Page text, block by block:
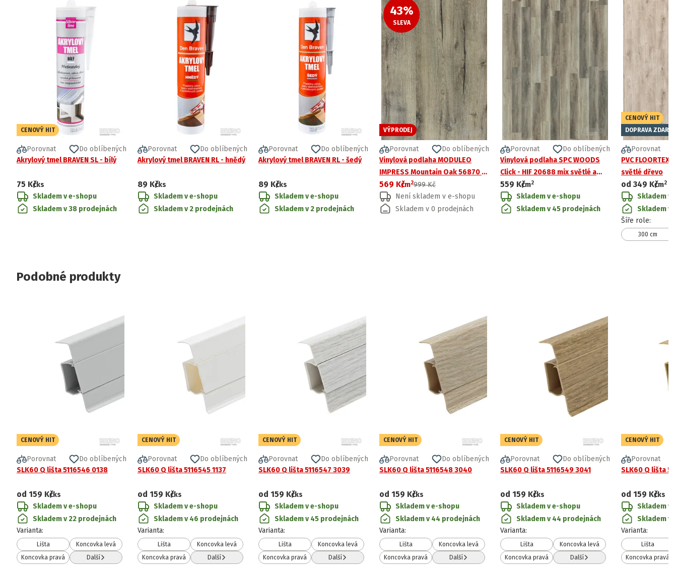
CENOVÝ HIT
Porovnat
Do oblíbených
Akrylový tmel BRAVEN SL - bílý
75 Kč/ks
Skladem v e-shopu
Skladem v 38 prodejnách
Porovnat
Do oblíbených
Akrylový tmel BRAVEN RL - hnědý
89 Kč/ks
Skladem v e-shopu
Skladem v 2 prodejnách
Porovnat
Do oblíbených
Akrylový tmel BRAVEN RL - šedý
89 Kč/ks
Skladem v e-shopu
Skladem v 2 prodejnách
43%
SLEVA
VÝPRODEJ
Porovnat
Do oblíbených
Vinylová podlaha MODULEO
IMPRESS Mountain Oak 56870 –
tmavé dřevo
569 Kč
/m2999 Kč
Není skladem v e-shopu
Skladem v 0 prodejnách
Porovnat
Do oblíbených
Vinylová podlaha SPC WOODS
Click - HIF 20688 mix světlé a
tmavé dřevo
559 Kč
/m2
Skladem v e-shopu
Skladem v 45 prodejnách
CENOVÝ HIT
DOPRAVA ZDARMA
Porovnat
PVC FLOORTEX
světlé dřevo
od 349 Kč
/m2
Skladem v
Skladem v
Šíře role:
300 cm
Podobné produkty
CENOVÝ HIT
Porovnat
Do oblíbených
SLK60 Q lišta 5116546 0138
od 159 Kč/ks
Skladem v e-shopu
Skladem v 22 prodejnách
Varianta:
Lišta
Koncovka levá
Koncovka pravá
Další
CENOVÝ HIT
Porovnat
Do oblíbených
SLK60 Q lišta 5116545 1137
od 159 Kč/ks
Skladem v e-shopu
Skladem v 46 prodejnách
Varianta:
Lišta
Koncovka levá
Koncovka pravá
Další
CENOVÝ HIT
Porovnat
Do oblíbených
SLK60 Q lišta 5116547 3039
od 159 Kč/ks
Skladem v e-shopu
Skladem v 45 prodejnách
Varianta:
Lišta
Koncovka levá
Koncovka pravá
Další
CENOVÝ HIT
Porovnat
Do oblíbených
SLK60 Q lišta 5116548 3040
od 159 Kč/ks
Skladem v e-shopu
Skladem v 44 prodejnách
Varianta:
Lišta
Koncovka levá
Koncovka pravá
Další
CENOVÝ HIT
Porovnat
Do oblíbených
SLK60 Q lišta 5116549 3041
od 159 Kč/ks
Skladem v e-shopu
Skladem v 44 prodejnách
Varianta:
Lišta
Koncovka levá
Koncovka pravá
Další
CENOVÝ HIT
Porovnat
SLK60 Q lišta
od 159 Kč/ks
Skladem v
Skladem v
Varianta:
Lišta
Koncovka pravá